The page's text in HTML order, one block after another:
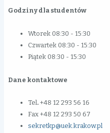
Godziny dla studentów
Wtorek 08:30 - 15:30
Czwartek 08:30 - 15:30
Piątek 08:30 - 15:30
Dane kontaktowe
Tel. +48 12 293 56 16
Fax +48 12 293 50 67
sekretkp@uek.krakow.pl